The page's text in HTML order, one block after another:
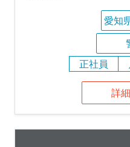
愛知
正社員
詳